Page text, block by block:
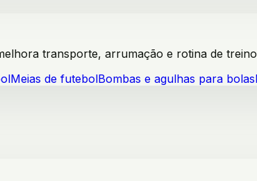
transporte, arrumação e rotina de
Meias de futebolBombas e agulhas para bolas